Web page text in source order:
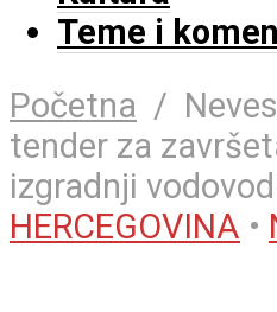
Teme i
Početna /
tender za
izgradnji
HERCEGOVINA •